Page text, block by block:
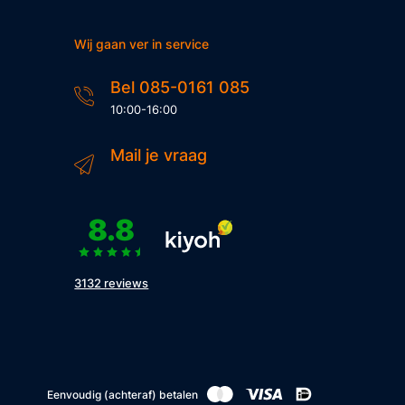
Wij gaan ver in service
Bel 085-0161 085
10:00-16:00
Mail je vraag
8.8
3132 reviews
Eenvoudig (achteraf) betalen